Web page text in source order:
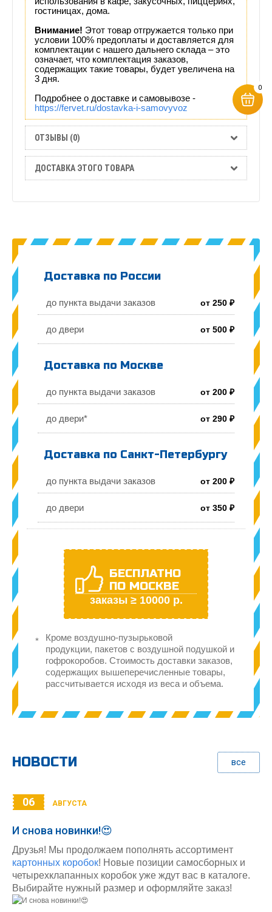
гостиницах, дома.
Внимание! Этот товар отгружается только при
условии 100% предоплаты и доставляется для
комплектации с нашего дальнего склада – это
означает, что комплектация заказов,
содержащих такие товары, будет увеличена на
3 дня.
Подробнее о доставке и самовывозе -
https://fervet.ru/dostavka-i-samovyvoz
ОТЗЫВЫ (0)
ДОСТАВКА ЭТОГО ТОВАРА
Доставка по России
до пункта выдачи заказов от 250 ₽
до двери от 500 ₽
Доставка по Москве
до пункта выдачи заказов от 200 ₽
до двери* от 290 ₽
Доставка по Санкт-Петербургу
до пункта выдачи заказов от 200 ₽
до двери от 350 ₽
БЕСПЛАТНО
ПО МОСКВЕ
заказы ≥ 10000 р.
Кроме воздушно-пузырьковой
продукции, пакетов с воздушной подушкой и
гофрокоробов. Стоимость доставки заказов,
содержащих вышеперечисленные товары,
рассчитывается исходя из веса и объема.
НОВОСТИ все
06 АВГУСТА
И снова новинки!😍
Друзья! Мы продолжаем пополнять ассортимент
картонных коробок! Новые позиции самосборных и
четырехклапанных коробок уже ждут вас в каталоге.
Выбирайте нужный размер и оформляйте заказ!
0